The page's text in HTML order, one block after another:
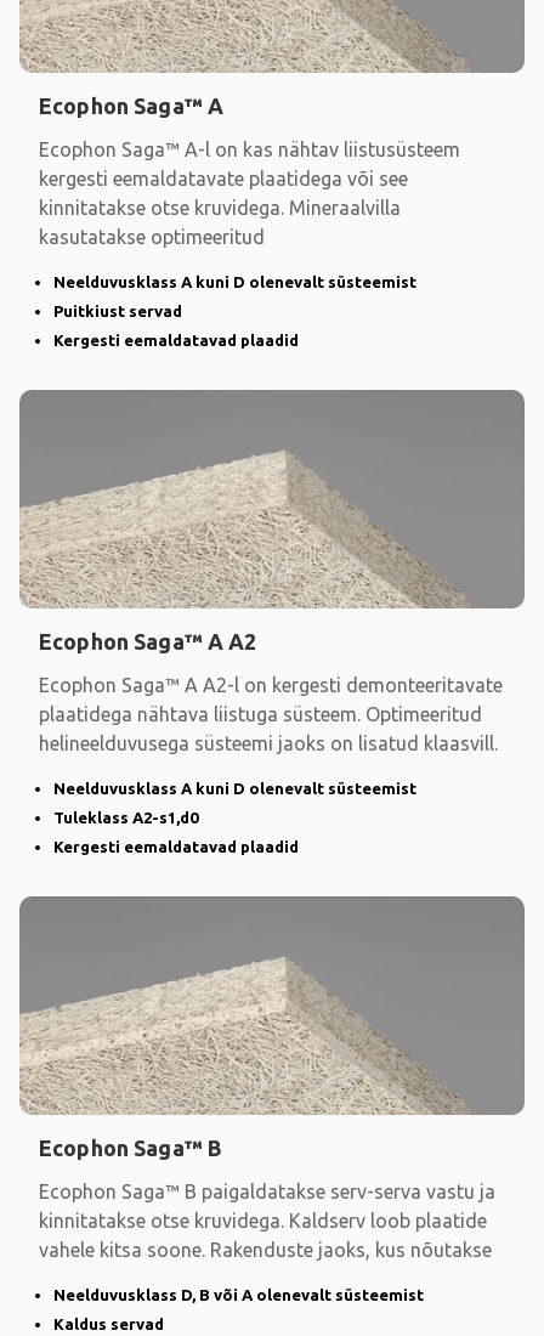
Ecophon Saga™ A
Ecophon Saga™ A-l on kas nähtav liistusüsteem
kergesti eemaldatavate plaatidega või see
kinnitatakse otse kruvidega. Mineraalvilla
kasutatakse optimeeritud
Neelduvusklass A kuni D olenevalt süsteemist
Puitkiust servad
Kergesti eemaldatavad plaadid
Ecophon Saga™ A A2
Ecophon Saga™ A A2-l on kergesti demonteeritavate
plaatidega nähtava liistuga süsteem. Optimeeritud
helineelduvusega süsteemi jaoks on lisatud klaasvill.
Neelduvusklass A kuni D olenevalt süsteemist
Tuleklass A2-s1,d0
Kergesti eemaldatavad plaadid
Ecophon Saga™ B
Ecophon Saga™ B paigaldatakse serv-serva vastu ja
kinnitatakse otse kruvidega. Kaldserv loob plaatide
vahele kitsa soone. Rakenduste jaoks, kus nõutakse
Neelduvusklass D, B või A olenevalt süsteemist
Kaldus servad